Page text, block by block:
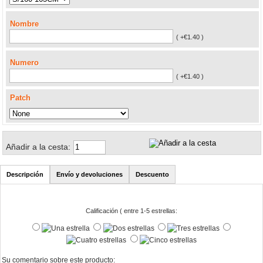
Nombre
( +€1.40 )
Numero
( +€1.40 )
Patch
Añadir a la cesta:
Descripción Envío y devoluciones Descuento
Calificación ( entre 1-5 estrellas:
Su comentario sobre este producto: